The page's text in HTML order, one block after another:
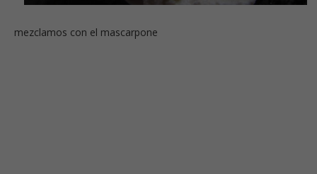
mezclamos con el mascarpone